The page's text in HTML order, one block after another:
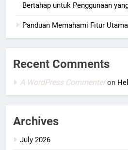
Bertahap untuk Penggunaan
Panduan Memahami Fitur
Recent Comments
A WordPress Commenteron
Archives
July 2026